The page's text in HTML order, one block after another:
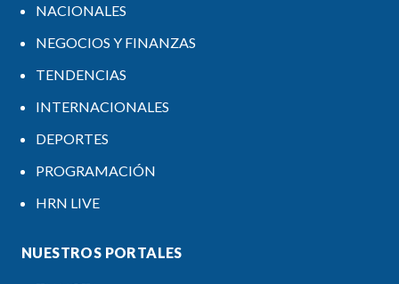
NACIONALES
NEGOCIOS Y FINANZAS
TENDENCIAS
INTERNACIONALES
DEPORTES
PROGRAMACIÓN
HRN LIVE
NUESTROS PORTALES